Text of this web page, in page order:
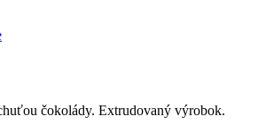
čokolády. Extrudovaný výrobok.